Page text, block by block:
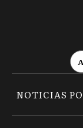
NOTICIAS